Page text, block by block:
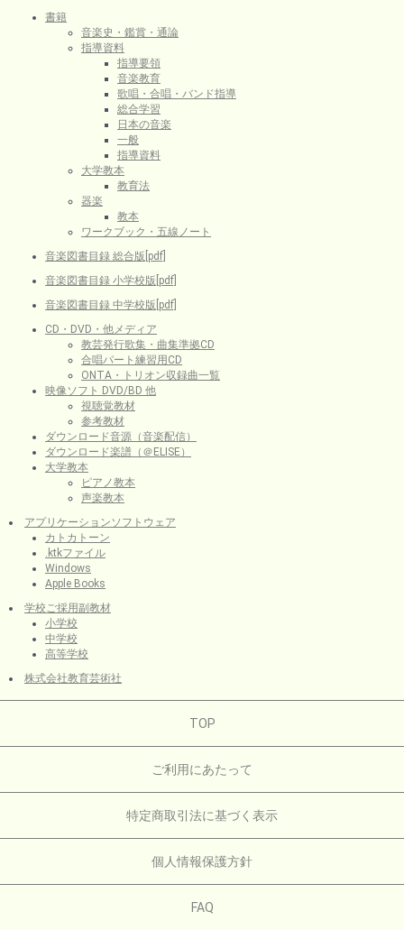
書籍
音楽史・鑑賞・通論
指導資料
指導要領
音楽教育
歌唱・合唱・バンド指導
総合学習
日本の音楽
一般
指導資料
大学教本
教育法
器楽
教本
ワークブック・五線ノート
音楽図書目録 総合版[pdf]
音楽図書目録 小学校版[pdf]
音楽図書目録 中学校版[pdf]
CD・DVD・他メディア
教芸発行歌集・曲集準拠CD
合唱パート練習用CD
ONTA・トリオン収録曲一覧
映像ソフト DVD/BD 他
視聴覚教材
参考教材
ダウンロード音源（音楽配信）
ダウンロード楽譜（＠ELISE）
大学教本
ピアノ教本
声楽教本
アプリケーションソフトウェア
カトカトーン
.ktkファイル
Windows
Apple Books
学校ご採用副教材
小学校
中学校
高等学校
株式会社教育芸術社
TOP
ご利用にあたって
特定商取引法に基づく表示
個人情報保護方針
FAQ